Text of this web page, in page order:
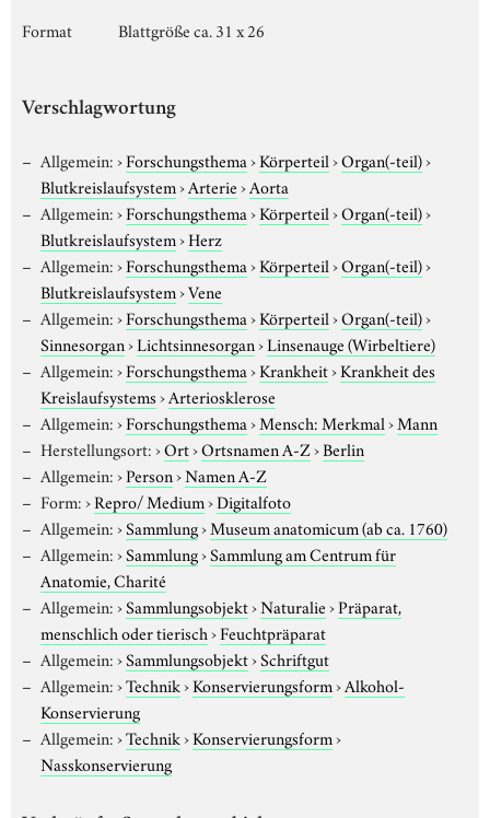
Format
Blattgröße ca. 31 x 26
Verschlagwortung
Allgemein:›Forschungsthema›Körperteil›Organ(-teil)›
Blutkreislaufsystem›Arterie›Aorta
Allgemein:›Forschungsthema›Körperteil›Organ(-teil)›
Blutkreislaufsystem›Herz
Allgemein:›Forschungsthema›Körperteil›Organ(-teil)›
Blutkreislaufsystem›Vene
Allgemein:›Forschungsthema›Körperteil›Organ(-teil)›
Sinnesorgan›Lichtsinnesorgan›Linsenauge (Wirbeltiere)
Allgemein:›Forschungsthema›Krankheit›Krankheit des
Kreislaufsystems›Arteriosklerose
Allgemein:›Forschungsthema›Mensch: Merkmal›Mann
Herstellungsort:›Ort›Ortsnamen A-Z›Berlin
Allgemein:›Person›Namen A-Z
Form:›Repro/ Medium›Digitalfoto
Allgemein:›Sammlung›Museum anatomicum (ab ca. 1760)
Allgemein:›Sammlung›Sammlung am Centrum für
Anatomie, Charité
Allgemein:›Sammlungsobjekt›Naturalie›Präparat,
menschlich oder tierisch›Feuchtpräparat
Allgemein:›Sammlungsobjekt›Schriftgut
Allgemein:›Technik›Konservierungsform›Alkohol-
Konservierung
Allgemein:›Technik›Konservierungsform›
Nasskonservierung